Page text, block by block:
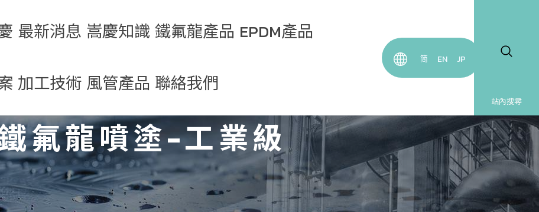
最新消息
發布
龍知識
嵩慶知識
鐵氟龍知識
EDPM知識
鐵氟龍產品
鐵氟龍管
PTFE鐵氟龍管
PTFE彩色管
PTFE抗靜電管
FEP鐵氟龍管
鐵氟龍噴塗鐵氟龍噴塗-食品
級
鐵氟龍噴塗-工業
電熱器 / 熱交換
器
鐵氟龍電熱器
鐵氟龍熱交換器
EPDM產品
EPDM橡膠管
EPDM夾紗管
EPDM預成型管/
定型管
路
解
加工技術
龍
塑膠
風管產品
軟質風管
LT-422 耐高溫排
氣煙囪風管(可達
+200 ℃)
伸縮風管
LT-370 耐腐蝕風
管
聯絡我們
简 EN JP
站內搜尋
氟龍噴塗-工業級